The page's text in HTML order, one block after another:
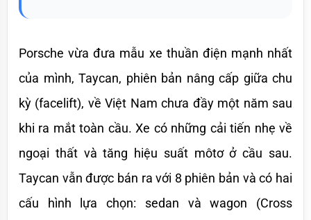
Porsche vừa đưa mẫu xe thuần điện mạnh nhất
của mình, Taycan, phiên bản nâng cấp giữa chu
kỳ (facelift), về Việt Nam chưa đầy một năm sau
khi ra mắt toàn cầu. Xe có những cải tiến nhẹ về
ngoại thất và tăng hiệu suất môtơ ở cầu sau.
Taycan vẫn được bán ra với 8 phiên bản và có hai
cấu hình lựa chọn: sedan và wagon (Cross